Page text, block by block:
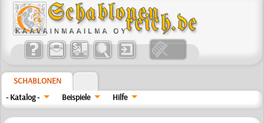
SCHABLONEN
- Katalog -
Beispiele Hilfe